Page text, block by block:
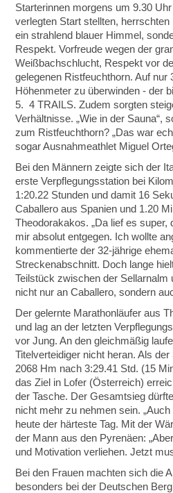
Starterinnen morgens um 9.30
verlegten Start stellten,
ein strahlend blauer Himmel,
Respekt. Vorfreude wegen der
Weißbachschlucht, Respekt vor
gelegenen Ristfeuchthorn. Auf
Höhenmeter zu überwinden - der
5. 4 TRAILS. Zudem sorgten
Verhältnisse. „Wie in der Sauna“,
zum Ristfeuchthorn? „Das war
sogar Ausnahmeathlet Miguel
Bei den Männern zeigte sich der
erste Verpflegungsstation bei
1:20.22 Stunden und damit 16
Caballero aus Spanien und 1.20
Theodorakakos. „Da lief es
mir absolut entgegen. Ich wollte
kommentierte der 32-jährige
Streckenabschnitt. Doch lange
Teilstück zwischen der
nicht nur an Caballero, sondern
Der gelernte Marathonläufer aus
und lag an der letzten
vor Jung. An den gleichmäßig
Titelverteidiger nicht heran. Als
2068 Hm nach 3:29.41 Std. (15
das Ziel in Lofer (Österreich)
der Tasche. Der Gesamtsieg
nicht mehr zu nehmen sein.
heute der härteste Tag. Mit der
der Mann aus den Pyrenäen:
und Motivation verliehen. Jetzt
Bei den Frauen machten sich die
besonders bei der Deutschen